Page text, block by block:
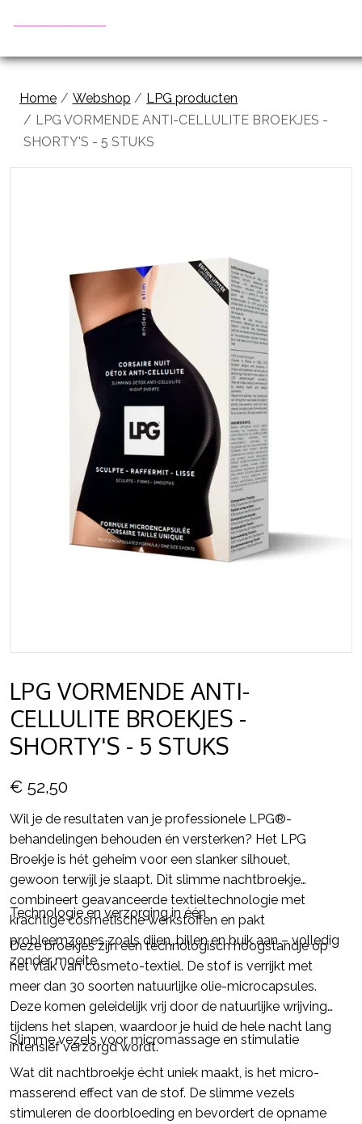
Home Webshop
LPG producten
LPG VORMENDE ANTI-CELLULITE BROEKJES -
SHORTY'S - 5 STUKS
LPG VORMENDE ANTI-
CELLULITE BROEKJES -
SHORTY'S - 5 STUKS
€ 52,50
Wil je de resultaten van je professionele LPG®-
behandelingen behouden én versterken? Het LPG
Broekje is hét geheim voor een slanker silhouet,
gewoon terwijl je slaapt. Dit slimme nachtbroekje
combineert geavanceerde textieltechnologie met
krachtige cosmetische werkstoffen en pakt
probleemzones zoals dijen, billen en buik aan – volledig
zonder moeite.
Technologie en verzorging in één
Deze broekjes zijn een technologisch hoogstandje op
het vlak van cosmeto-textiel. De stof is verrijkt met
meer dan 30 soorten natuurlijke olie-microcapsules.
Deze komen geleidelijk vrij door de natuurlijke wrijving
tijdens het slapen, waardoor je huid de hele nacht lang
intensief verzorgd wordt.
Slimme vezels voor micromassage en stimulatie
Wat dit nachtbroekje écht uniek maakt, is het micro-
masserend effect van de stof. De slimme vezels
stimuleren de doorbloeding en bevordert de opname